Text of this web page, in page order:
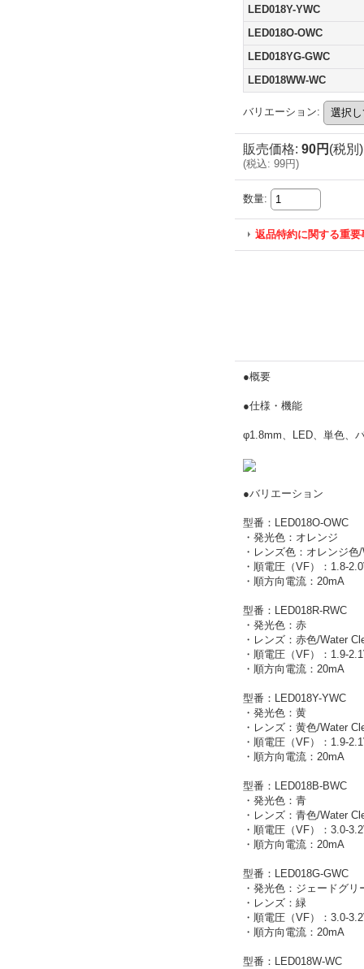
LED018Y-YWC
LED018O-OWC
LED018YG-GWC
LED018WW-WC
バリエーション:
販売価格: 90円 (税別)
(税込: 99円)
数量:
返品特約に関する重要
●概要
●仕様・機能
φ1.8mm、LED、単色、
●バリエーション
型番：LED018O-OWC
・発光色：オレンジ
・レンズ色：オレンジ色
・順電圧（VF）：1.8-
・順方向電流：20mA
型番：LED018R-RWC
・発光色：赤
・レンズ：赤色/Water
・順電圧（VF）：1.9-
・順方向電流：20mA
型番：LED018Y-YWC
・発光色：黄
・レンズ：黄色/Water
・順電圧（VF）：1.9-
・順方向電流：20mA
型番：LED018B-BWC
・発光色：青
・レンズ：青色/Water
・順電圧（VF）：3.0-
・順方向電流：20mA
型番：LED018G-GWC
・発光色：ジェードグリ
・レンズ：緑
・順電圧（VF）：3.0-
・順方向電流：20mA
型番：LED018W-WC